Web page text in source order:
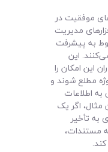
موفقیت در
مدیریت
به پیشرفت
این
این امکان را
مطلع شوند و
اطلاعات
مثال، اگر یک
به تأخیر
مستندات،